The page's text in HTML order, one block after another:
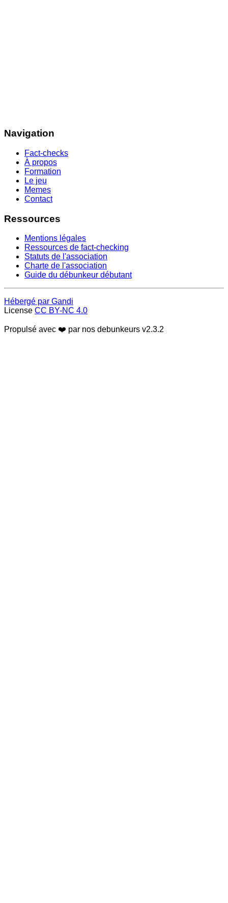
Navigation
Fact-checks
À propos
Formation
Le jeu
Memes
Contact
Ressources
Mentions légales
Ressources de fact-checking
Statuts de l'association
Charte de l'association
Guide du débunkeur débutant
Hébergé par Gandi
License CC BY-NC 4.0
Propulsé avec ❤️ par nos debunkeurs v2.3.2